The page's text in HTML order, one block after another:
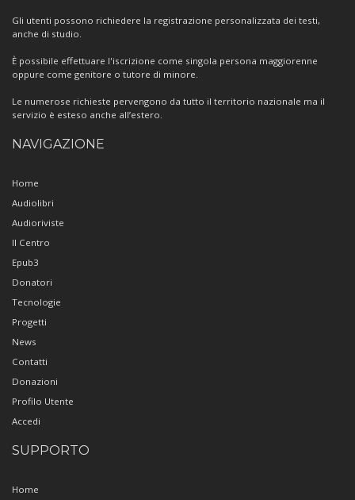
Gli utenti possono richiedere la registrazione personalizzata dei testi,
anche di studio.
È possibile effettuare l'iscrizione come singola persona maggiorenne
oppure come genitore o tutore di minore.
Le numerose richieste pervengono da tutto il territorio nazionale ma il
servizio è esteso anche all’estero.
NAVIGAZIONE
Home
Audiolibri
Audioriviste
Il Centro
Epub3
Donatori
Tecnologie
Progetti
News
Contatti
Donazioni
Profilo Utente
Accedi
SUPPORTO
Home